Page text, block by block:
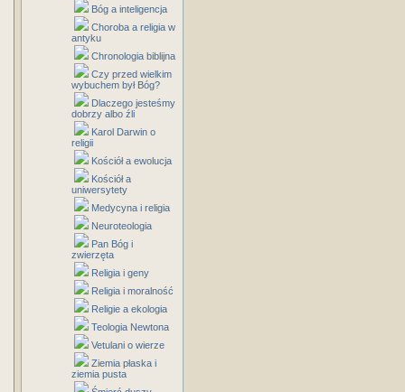
Bóg a inteligencja
Choroba a religia w
antyku
Chronologia biblijna
Czy przed wielkim
wybuchem był Bóg?
Dlaczego jesteśmy
dobrzy albo źli
Karol Darwin o
religii
Kościół a ewolucja
Kościół a
uniwersytety
Medycyna i religia
Neuroteologia
Pan Bóg i
zwierzęta
Religia i geny
Religia i moralność
Religie a ekologia
Teologia Newtona
Vetulani o wierze
Ziemia płaska i
ziemia pusta